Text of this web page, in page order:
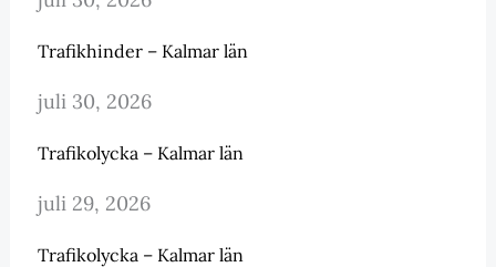
Trafikhinder – Kalmar län
juli 30, 2026
Trafikolycka – Kalmar län
juli 29, 2026
Trafikolycka – Kalmar län